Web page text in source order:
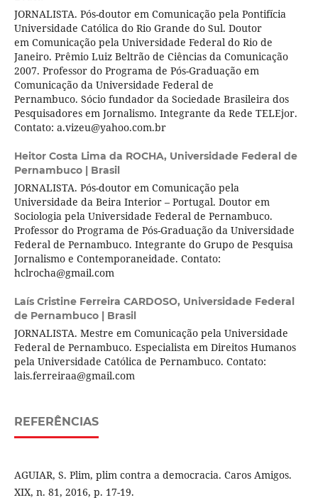
JORNALISTA. Pós-doutor em Comunicação pela Pontifícia
Universidade Católica do Rio Grande do Sul. Doutor
em Comunicação pela Universidade Federal do Rio de
Janeiro. Prêmio Luiz Beltrão de Ciências da Comunicação
2007. Professor do Programa de Pós-Graduação em
Comunicação da Universidade Federal de
Pernambuco. Sócio fundador da Sociedade Brasileira dos
Pesquisadores em Jornalismo. Integrante da Rede TELEjor.
Contato: a.vizeu@yahoo.com.br
Heitor Costa Lima da ROCHA, Universidade Federal de
Pernambuco | Brasil
JORNALISTA. Pós-doutor em Comunicação pela
Universidade da Beira Interior – Portugal. Doutor em
Sociologia pela Universidade Federal de Pernambuco.
Professor do Programa de Pós-Graduação da Universidade
Federal de Pernambuco. Integrante do Grupo de Pesquisa
Jornalismo e Contemporaneidade. Contato:
hclrocha@gmail.com
Laís Cristine Ferreira CARDOSO, Universidade Federal
de Pernambuco | Brasil
JORNALISTA. Mestre em Comunicação pela Universidade
Federal de Pernambuco. Especialista em Direitos Humanos
pela Universidade Católica de Pernambuco. Contato:
lais.ferreiraa@gmail.com
REFERÊNCIAS
AGUIAR, S. Plim, plim contra a democracia. Caros Amigos.
XIX, n. 81, 2016, p. 17-19.